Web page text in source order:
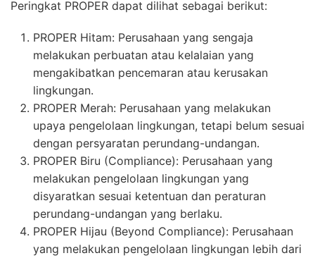
Peringkat PROPER dapat dilihat sebagai berikut:
PROPER Hitam: Perusahaan yang sengaja
melakukan perbuatan atau kelalaian yang
mengakibatkan pencemaran atau kerusakan
lingkungan.
PROPER Merah: Perusahaan yang melakukan
upaya pengelolaan lingkungan, tetapi belum sesuai
dengan persyaratan perundang-undangan.
PROPER Biru (Compliance): Perusahaan yang
melakukan pengelolaan lingkungan yang
disyaratkan sesuai ketentuan dan peraturan
perundang-undangan yang berlaku.
PROPER Hijau (Beyond Compliance): Perusahaan
yang melakukan pengelolaan lingkungan lebih dari